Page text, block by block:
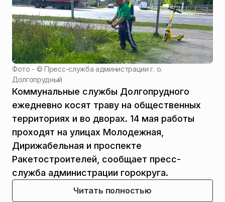
Фото - ©Пресс-служба администрации г. о.
Долгопрудный
Коммунальные службы Долгопрудного
ежедневно косят траву на общественных
территориях и во дворах. 14 мая работы
проходят на улицах Молодежная,
Дирижабельная и проспекте
Ракетостроителей, сообщает пресс-
служба администрации горокруга.
Читать полностью